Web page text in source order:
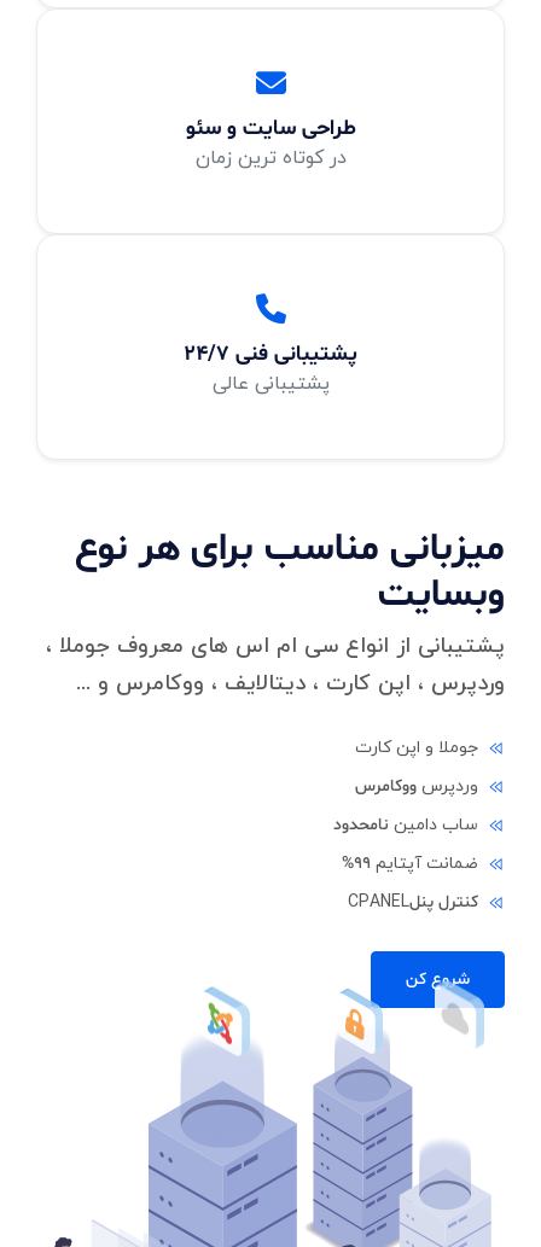
طراحی سایت و سئو
در کوتاه ترین زمان
پشتیبانی فنی 24/7
پشتیبانی عالی
میزبانی مناسب برای هر نوع
وبسایت
پشتیبانی از انواع سی ام اس های معروف جوملا ،
وردپرس ، اپن کارت ، دیتالایف ، ووکامرس و ...
جوملا و اپن کارت
وردپرس ووکامرس
ساب دامین نامحدود
ضمانت آپتایم 99%
کنترل پنلCPANEL
شروع کن